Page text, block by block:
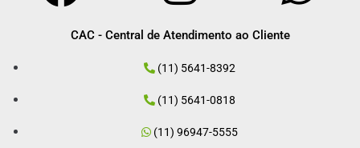
CAC - Central de Atendimento ao Cliente
(11) 5641-8392
(11) 5641-0818
(11) 96947-5555